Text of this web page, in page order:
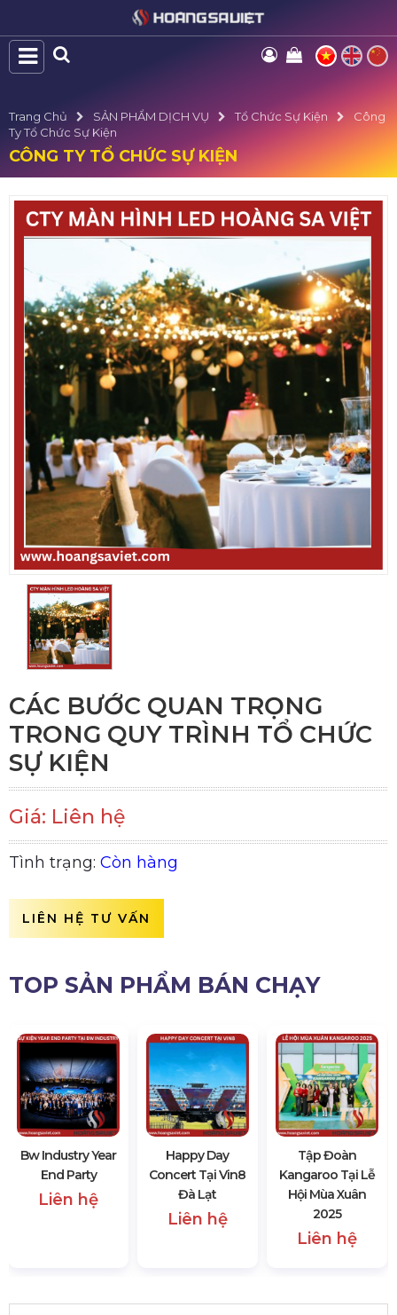
Trang Chủ SẢN PHẨM DỊCH VỤ Tổ Chức Sự Kiện
Công
Ty Tổ Chức Sự Kiện
CÔNG TY TỔ CHỨC SỰ KIỆN
CÁC BƯỚC QUAN TRỌNG
TRONG QUY TRÌNH TỔ CHỨC
SỰ KIỆN
Giá: Liên hệ
Tình trạng: Còn hàng
LIÊN HỆ TƯ VẤN
TOP SẢN PHẨM BÁN CHẠY
Bw Industry Year
End Party
Liên hệ
Happy Day
Concert Tại Vin8
Đà Lạt
Liên hệ
Tập Đoàn
Kangaroo Tại Lễ
Hội Mùa Xuân
2025
Liên hệ